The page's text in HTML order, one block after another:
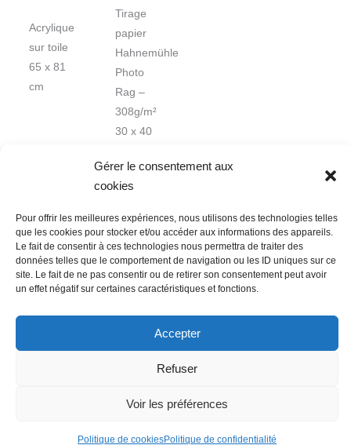
Gérer le consentement aux
cookies
Pour offrir les meilleures expériences, nous utilisons des technologies telles
que les cookies pour stocker et/ou accéder aux informations des appareils.
Le fait de consentir à ces technologies nous permettra de traiter des
données telles que le comportement de navigation ou les ID uniques sur ce
site. Le fait de ne pas consentir ou de retirer son consentement peut avoir
un effet négatif sur certaines caractéristiques et fonctions.
Accepter
Refuser
Voir les préférences
Politique de cookiesPolitique de confidentialité
Acrylique
sur toile
65 x 81
cm
Tirage
papier
Hahnemühle
Photo
Rag –
308g/m²
30 x 40
Nous contacter
Conditions Générales de Ventes
Politique de confidentialité
Mentions légales
Mot de passe perdu
Newsletter Politique de cookies (UE)